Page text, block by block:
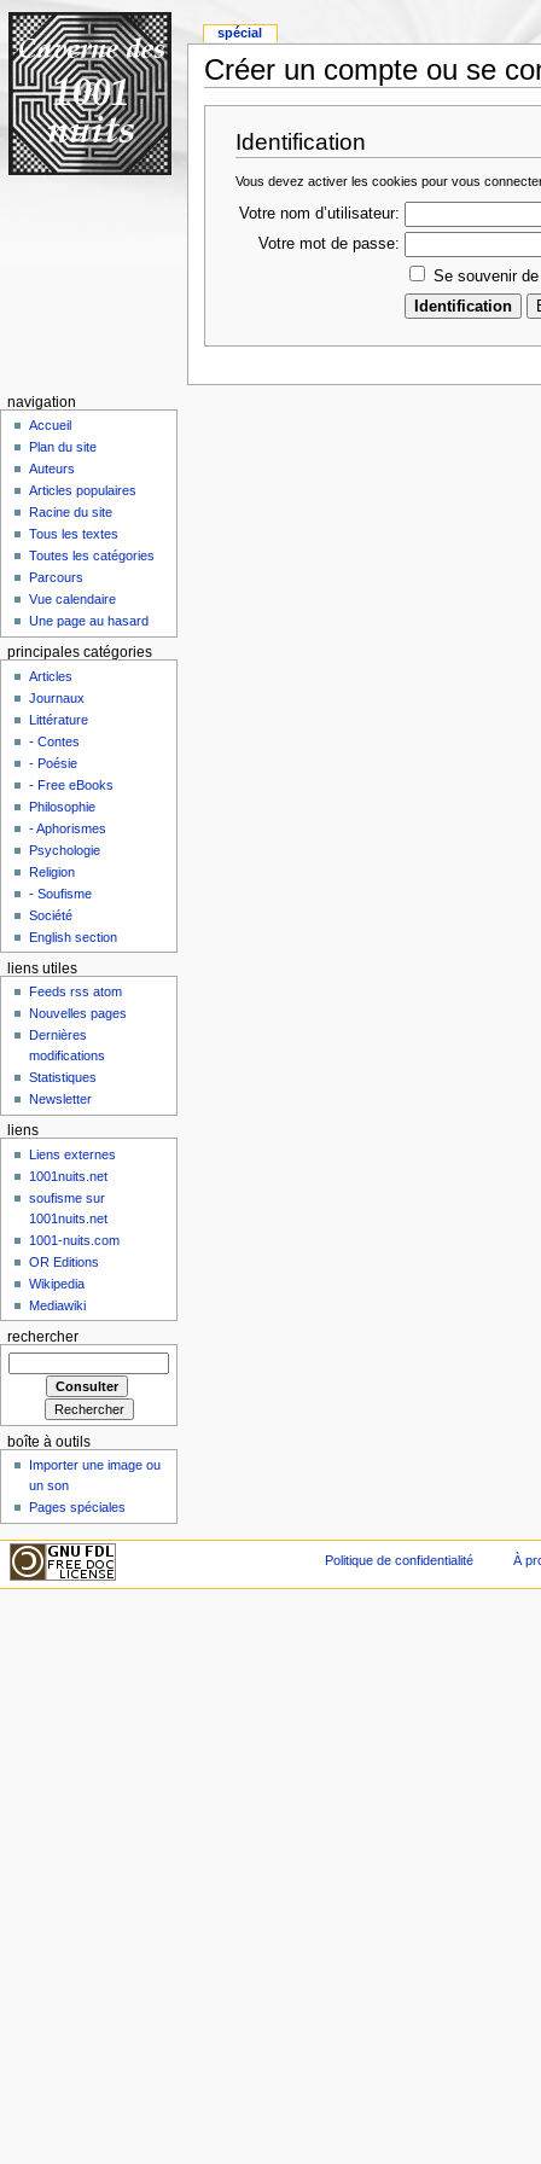
Créer un compte ou se
Identification
Vous devez activer les cookies pour vous
Votre nom d’utilisateur:
Votre mot de passe:
Se souvenir
spécial
navigation
Accueil
Plan du site
Auteurs
Articles populaires
Racine du site
Tous les textes
Toutes les catégories
Parcours
Vue calendaire
Une page au hasard
principales catégories
Articles
Journaux
Littérature
- Contes
- Poésie
- Free eBooks
Philosophie
- Aphorismes
Psychologie
Religion
- Soufisme
Société
English section
liens utiles
Feeds rss atom
Nouvelles pages
Dernières
modifications
Statistiques
Newsletter
liens
Liens externes
1001nuits.net
soufisme sur
1001nuits.net
1001-nuits.com
OR Editions
Wikipedia
Mediawiki
rechercher
boîte à outils
Importer une image ou
un son
Pages spéciales
Politique de confidentialité À